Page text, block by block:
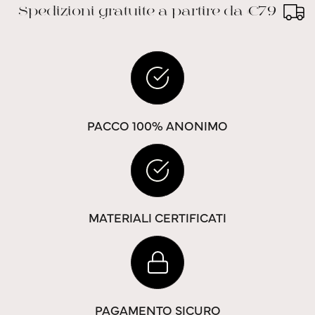
Spedizioni gratuite a partire da €79
PACCO 100% ANONIMO
MATERIALI CERTIFICATI
PAGAMENTO SICURO